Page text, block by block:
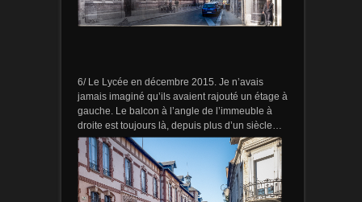
6/ Le Lycée en décembre 2015. Je n’avais
jamais imaginé qu’ils avaient rajouté un étage à
gauche. Le balcon à l’angle de l’immeuble à
droite est toujours là, depuis plus d’un siècle…